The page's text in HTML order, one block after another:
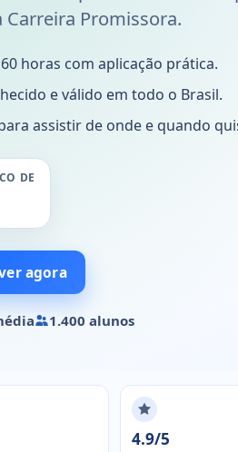
Carreira Promissora.
horas com aplicação prática.
e válido em todo o Brasil.
assistir de onde e quando
DE
agora
1.400 alunos
4.9/5